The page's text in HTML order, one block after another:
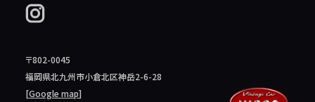
〒802-0045
福岡県北九州市小倉北区神岳2-6-28
[Google map]